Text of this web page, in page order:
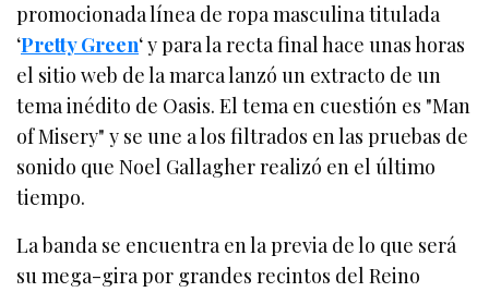
promocionada línea de ropa masculina titulada
‘Pretty Green‘ y para la recta final hace unas horas
el sitio web de la marca lanzó un extracto de un
tema inédito de Oasis. El tema en cuestión es "Man
of Misery" y se une a los filtrados en las pruebas de
sonido que Noel Gallagher realizó en el último
tiempo.
La banda se encuentra en la previa de lo que será
su mega-gira por grandes recintos del Reino